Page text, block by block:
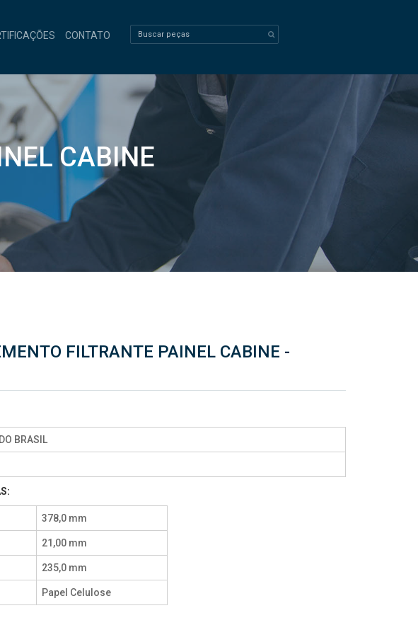
CONTATO
CABINE
FILTRANTE PAINEL CABINE -
BRASIL
378,0 mm
21,00 mm
235,0 mm
Papel Celulose